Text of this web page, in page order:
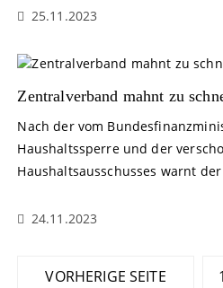
25.11.2023
Zentralverband mahnt zu
Nach der vom
Haushaltssperre und der
Haushaltsausschusses warnt
24.11.2023
VORHERIGE SEITE 1